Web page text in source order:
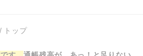
/ トップ